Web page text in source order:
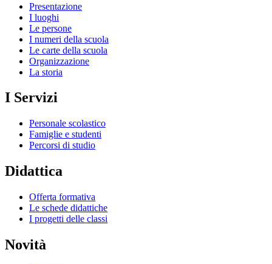
Presentazione
I luoghi
Le persone
I numeri della scuola
Le carte della scuola
Organizzazione
La storia
I Servizi
Personale scolastico
Famiglie e studenti
Percorsi di studio
Didattica
Offerta formativa
Le schede didattiche
I progetti delle classi
Novità